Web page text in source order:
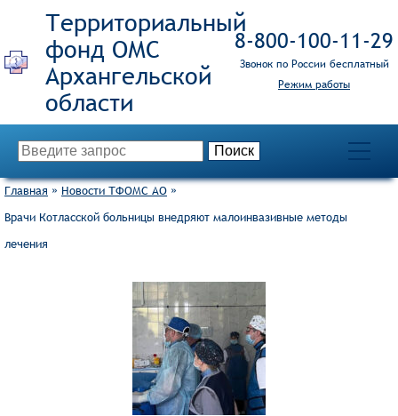
Территориальный
фонд ОМС
8‑800‑100‑11‑29
Звонок по России бесплатный
Режим работы
Главная » Новости ТФОМС АО »
Врачи Котласской больницы внедряют малоинвазивные методы
лечения